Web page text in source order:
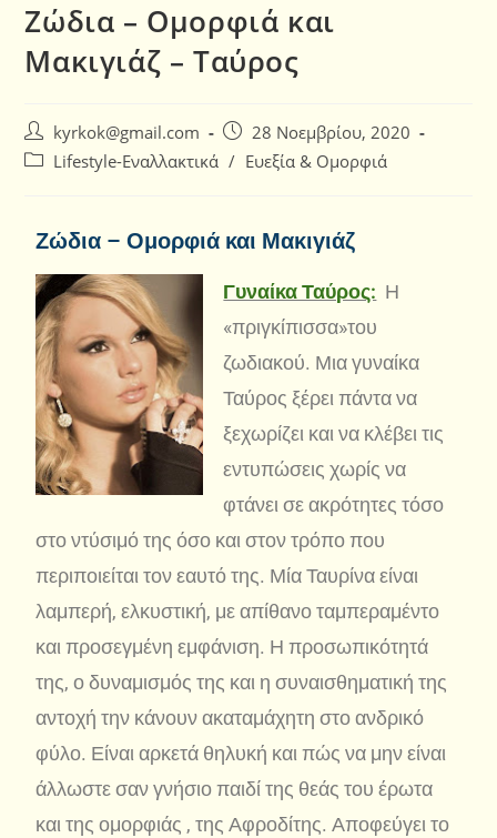
Ζώδια – Ομορφιά και
Μακιγιάζ – Ταύρος
kyrkok@gmail.com
28 Νοεμβρίου, 2020
Lifestyle-Εναλλακτικά / Ευεξία & Ομορφιά
Ζώδια – Ομορφιά και Μακιγιάζ
Γυναίκα Ταύρος: Η
«πριγκίπισσα»του
ζωδιακού. Μια γυναίκα
Ταύρος ξέρει πάντα να
ξεχωρίζει και να κλέβει τις
εντυπώσεις χωρίς να
φτάνει σε ακρότητες τόσο
στο ντύσιμό της όσο και στον τρόπο που
περιποιείται τον εαυτό της. Μία Ταυρίνα είναι
λαμπερή, ελκυστική, με απίθανο ταμπεραμέντο
και προσεγμένη εμφάνιση. Η προσωπικότητά
της, ο δυναμισμός της και η συναισθηματική της
αντοχή την κάνουν ακαταμάχητη στο ανδρικό
φύλο. Είναι αρκετά θηλυκή και πώς να μην είναι
άλλωστε σαν γνήσιο παιδί της θεάς του έρωτα
και της ομορφιάς , της Αφροδίτης. Αποφεύγει το